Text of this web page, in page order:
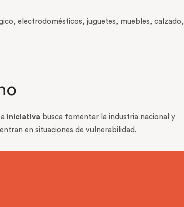
electrodomésticos, juguetes, muebles, calzado,
iniciativa busca fomentar la industria nacional y
en situaciones de vulnerabilidad.